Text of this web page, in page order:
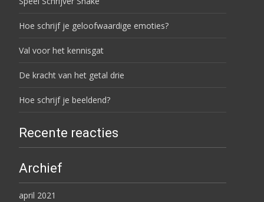
Hoe schrijf je geloofwaardige emoties?
Val voor het kennisgat
De kracht van het getal drie
Hoe schrijf je beeldend?
Recente reacties
Archief
april 2021